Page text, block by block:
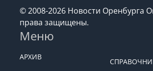
© 2008-2026 Новости Оренбурга
права защищены.
Меню
АРХИВ